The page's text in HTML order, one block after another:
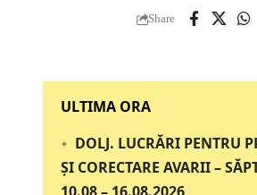
Share
‎‎‎‎‎‎‎ULTIMA ORA
DOLJ. LUCRĂRI PENTRU
ȘI CORECTARE AVARII –